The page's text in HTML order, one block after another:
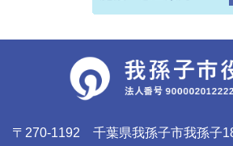
〒270-1192 千葉県我孫子市我孫子